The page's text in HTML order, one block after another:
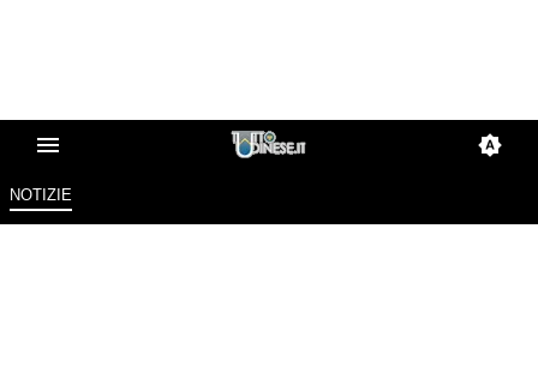
NOTIZIE